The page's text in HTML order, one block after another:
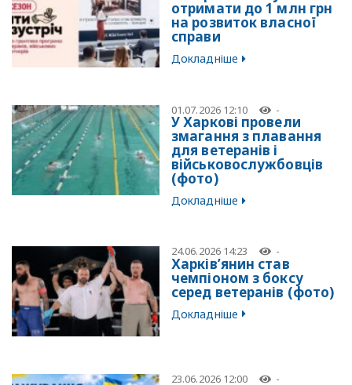
отримати до 1 млн грн
на розвиток власної
справи
Докладніше
01.07.2026 12:10 -
У Харкові провели
змагання з плавання
для ветеранів і
військовослужбовців
(фото)
Докладніше
24.06.2026 14:23 -
Харків’янин став
чемпіоном з боксу
серед ветеранів (фото)
Докладніше
23.06.2026 12:00 -